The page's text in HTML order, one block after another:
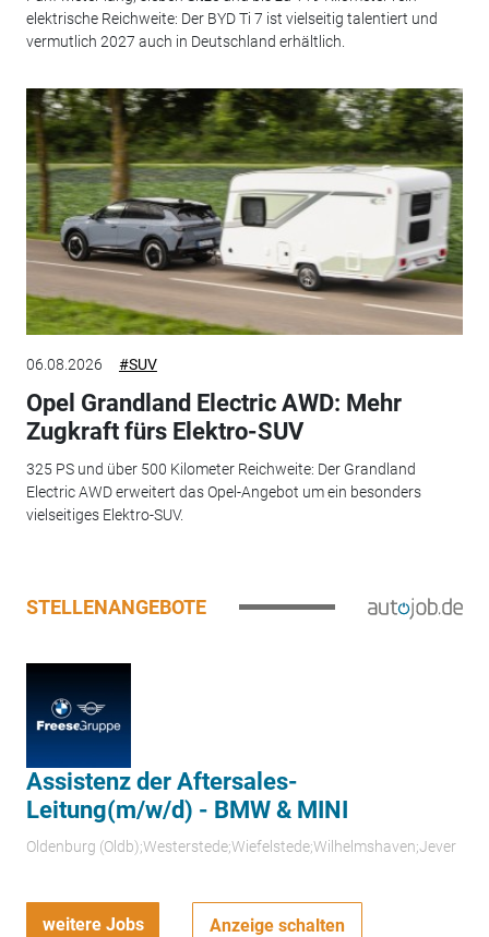
elektrische Reichweite: Der BYD Ti 7 ist vielseitig talentiert und
vermutlich 2027 auch in Deutschland erhältlich.
06.08.2026 #SUV
Opel Grandland Electric AWD: Mehr
Zugkraft fürs Elektro-SUV
325 PS und über 500 Kilometer Reichweite: Der Grandland
Electric AWD erweitert das Opel-Angebot um ein besonders
vielseitiges Elektro-SUV.
STELLENANGEBOTE
Assistenz der Aftersales-
Leitung(m/w/d) - BMW & MINI
Oldenburg (Oldb);Westerstede;Wiefelstede;Wilhelmshaven;Jever
weitere Jobs Anzeige schalten